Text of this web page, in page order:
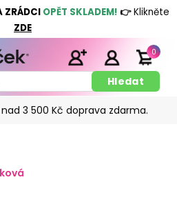
ZRÁDCI OPĚT SKLADEM! 👉Klikněte
ZDE
3 500 Kč doprava zdarma.
0